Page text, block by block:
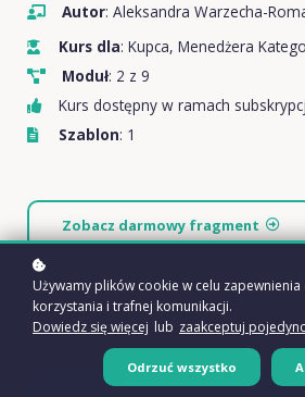
Autor: Aleksandra Warzecha-
Kurs dla: Kupca, Menedżera
Moduł: 2 z 9
Kurs dostępny w ramach
Szablon: 1
Zobacz darmowy fragment
Chcę otrzymać treści cyfrowe
umowy i dokonaniu płatności.
tracę prawo do odstąpienia od umowy:
Używamy plików cookie w celu
korzystania i trafnej komunikacji.
Dowiedz się więcej lub zaakceptuj
Odrzuć wszystko